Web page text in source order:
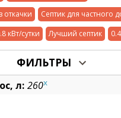
откачки
Септик для частного
кВт/сутки Лучший септик
ФИЛЬТРЫ
л: 260x